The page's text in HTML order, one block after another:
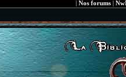
Nos forums|